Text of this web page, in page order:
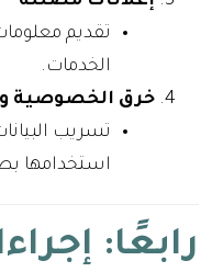
تقديم
الخدمات.
خرق الخصوصية
تسريب
استخدامها
رابعًا: